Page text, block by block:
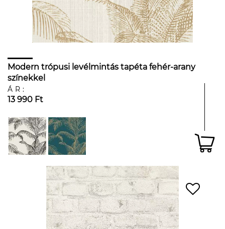
Modern trópusi levélmintás tapéta fehér-arany
színekkel
ÁR:
13 990 Ft